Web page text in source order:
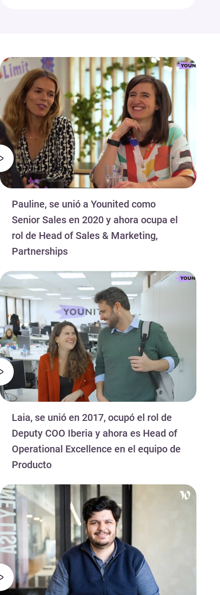
Pauline, se unió a Younited como
Senior Sales en 2020 y ahora ocupa el
rol de Head of Sales & Marketing,
Partnerships
Laia, se unió en 2017, ocupó el rol de
Deputy COO Iberia y ahora es Head of
Operational Excellence en el equipo de
Producto